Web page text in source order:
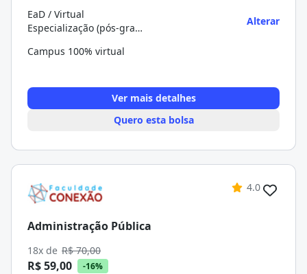
EaD / Virtual
Especialização (pós-graduação)
Alterar
Campus 100% virtual
Ver mais detalhes
Quero esta bolsa
4.0
Administração Pública
18x de R$ 70,00
R$ 59,00 -16%